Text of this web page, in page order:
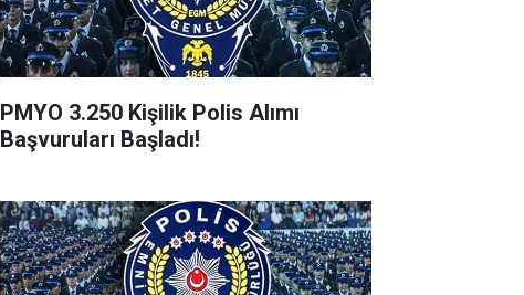
PMYO 3.250 Kişilik Polis Alımı
Başvuruları Başladı!